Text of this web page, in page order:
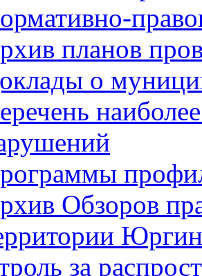
планов
о
Обзоров
за